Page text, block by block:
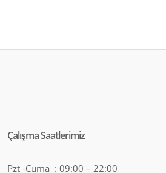
Çalışma Saatlerimiz
Pzt -Cuma : 09:00 – 22:00